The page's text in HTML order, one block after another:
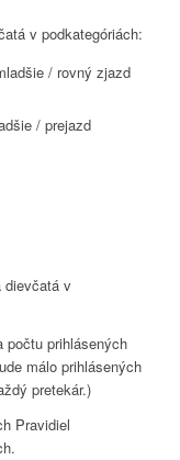
v podkategóriách:
/ rovný zjazd
/ prejazd
dievčatá v
počtu prihlásených
málo prihlásených
pretekár.)
Pravidiel